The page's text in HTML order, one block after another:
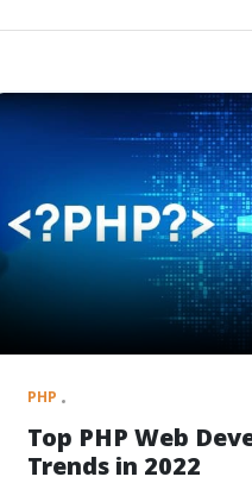
PHP
Top PHP Web
Trends in 2022